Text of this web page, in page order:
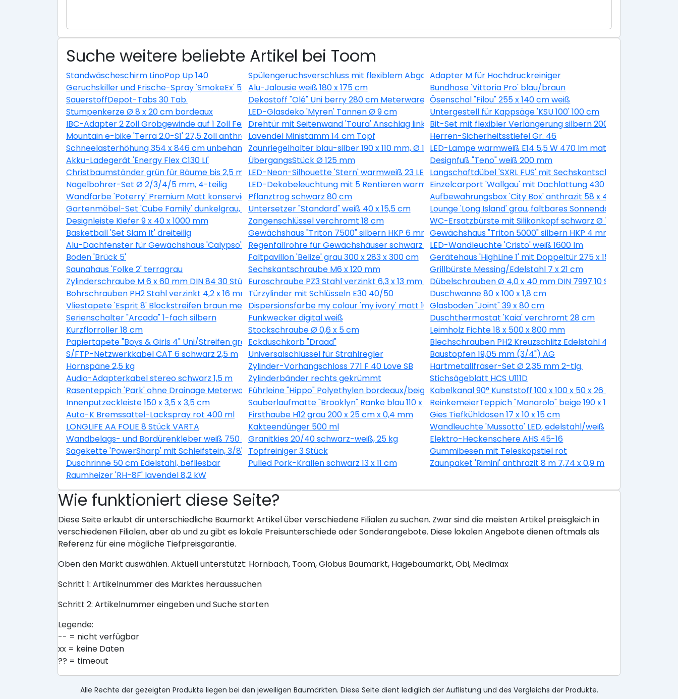
Suche weitere beliebte Artikel bei Toom
Standwäscheschirm LinoPop Up 140 Spülengeruchsverschluss mit flexiblem AbgangAdapter M für Hochdruckreiniger
Geruchskiller und Frische-Spray 'SmokeEx' 500 mlAlu-Jalousie weiß 180 x 175 cm
Bundhose 'Vittoria Pro' blau/braun
SauerstoffDepot-Tabs 30 Tab.
Dekostoff "Olé" Uni berry 280 cm Meterware Ösenschal "Filou" 255 x 140 cm weiß
Stumpenkerze Ø 8 x 20 cm bordeaux
LED-Glasdeko 'Myren' Tannen Ø 9 cm
Untergestell für Kappsäge 'KSU 100' 100 cm
IBC-Adapter 2 Zoll Grobgewinde auf 1 Zoll FeingewindeDrehtür mit Seitenwand 'Toura' Anschlag links 100 x 100 cmBit-Set mit flexibler Verlängerung silbern 200 mm 11-teilig
Mountain e-bike 'Terra 2.0-S1' 27,5 Zoll anthrazitLavendel Ministamm 14 cm Topf
Herren-Sicherheitsstiefel Gr. 46
Schneelasterhöhung 354 x 846 cm unbehandelt 6 StückZaunriegelhalter blau-silber 190 x 110 mm, Ø 10,7 mm 30 StückLED-Lampe warmweiß E14 5,5 W 470 lm matt, 3 Stück
Akku-Ladegerät 'Energy Flex C130 LI'
ÜbergangsStück Ø 125 mm
Designfuß "Teno" weiß 200 mm
Christbaumständer grün für Bäume bis 2,5 m LED-Neon-Silhouette 'Stern' warmweiß 23 LEDsLangschaftdübel 'SXRL FUS' mit Sechskantschraube, Ø 10 x 60
Nagelbohrer-Set Ø 2/3/4/5 mm, 4-teilig
LED-Dekobeleuchtung mit 5 Rentieren warmweiß 400 cmEinzelcarport 'Wallgau' mit Dachlattung 430 x 500 cm
Wandfarbe 'Poterry' Premium Matt konservierungsmittelfrei 2,5 l
Pflanztrog schwarz 80 cm
Aufbewahrungsbox 'City Box' anthrazit 58 x 44 x 55 cm
Gartenmöbel-Set 'Cube Family' dunkelgrau, 9-teiligUntersetzer "Standard" weiß 40 x 15,5 cm
Lounge 'Long Island' grau, faltbares Sonnendach
Designleiste Kiefer 9 x 40 x 1000 mm
Zangenschlüssel verchromt 18 cm
WC-Ersatzbürste mit Silikonkopf schwarz Ø 7,5 cm
Basketball 'Set Slam It' dreiteilig
Gewächshaus "Triton 7500" silbern HKP 6 mm Gewächshaus "Triton 5000" silbern HKP 4 mm
Alu-Dachfenster für Gewächshaus 'Calypso' grün 60,2 x 73,6 cmRegenfallrohre für Gewächshäuser schwarz 2 StückLED-Wandleuchte 'Cristo' weiß 1600 lm
Boden 'Brück 5'
Faltpavillon 'Belize' grau 300 x 283 x 300 cm
Gerätehaus 'HighLine 1' mit Doppeltür 275 x 155 cm
Saunahaus 'Folke 2' terragrau
Sechskantschraube M6 x 120 mm
Grillbürste Messing/Edelstahl 7 x 21 cm
Zylinderschraube M 6 x 60 mm DIN 84 30 StückEuroschraube PZ3 Stahl verzinkt 6,3 x 13 mm 1 StückDübelschrauben Ø 4,0 x 40 mm DIN 7997 10 Stück
Bohrschrauben PH2 Stahl verzinkt 4,2 x 16 mm 40 StückTürzylinder mit Schlüsseln E30 40/50
Duschwanne 80 x 100 x 1,8 cm
Vliestapete 'Esprit 8' Blockstreifen braun metallic 10,05 x 0,53 mDispersionsfarbe my colour 'my ivory' matt 10 lGlasboden "Joint" 39 x 80 cm
Serienschalter "Arcada" 1-fach silbern
Funkwecker digital weiß
Duschthermostat 'Kaia' verchromt 28 cm
Kurzflorroller 18 cm
Stockschraube Ø 0,6 x 5 cm
Leimholz Fichte 18 x 500 x 800 mm
Papiertapete "Boys & Girls 4" Uni/Streifen grau 10,05 x 0,53 m
Eckduschkorb "Draad"
Blechschrauben PH2 Kreuzschlitz Edelstahl 4,8 x 19 mm 50
S/FTP-Netzwerkkabel CAT 6 schwarz 2,5 m
Universalschlüssel für Strahlregler
Baustopfen 19,05 mm (3/4") AG
Hornspäne 2,5 kg
Zylinder-Vorhangschloss 771 F 40 Love SB
Hartmetallfräser-Set Ø 2,35 mm 2-tlg.
Audio-Adapterkabel stereo schwarz 1,5 m
Zylinderbänder rechts gekrümmt
Stichsägeblatt HCS U111D
Rasenteppich 'Park' ohne Drainage Meterware grau, Breite 400 cmFührleine "Hippo" Polyethylen bordeaux/beige 200 cmKabelkanal 90° Kunststoff 100 x 100 x 50 x 26 mm
Innenputzeckleiste 150 x 3,5 x 3,5 cm
Sauberlaufmatte "Brooklyn" Ranke blau 110 x 66 cmReinkemeierTeppich "Manarolo" beige 190 x 130 cm
Auto-K Bremssattel-Lackspray rot 400 ml
Firsthaube H12 grau 200 x 25 cm x 0,4 mm
Gies Tiefkühldosen 17 x 10 x 15 cm
LONGLIFE AA FOLIE 8 Stück VARTA
Kakteendünger 500 ml
Wandleuchte 'Mussotto' LED, edelstahl/weiß
Wandbelags- und Bordürenkleber weiß 750 g Granitkies 20/40 schwarz-weiß, 25 kg
Elektro-Heckenschere AHS 45-16
Sägekette 'PowerSharp' mit Schleifstein, 3/8", 1,3 mm, 56 Glieder
Topfreiniger 3 Stück
Gummibesen mit Teleskopstiel rot
Duschrinne 50 cm Edelstahl, befliesbar
Pulled Pork-Krallen schwarz 13 x 11 cm
Zaunpaket 'Rimini' anthrazit 8 m 7,74 x 0,9 m
Raumheizer 'RH-8F' lavendel 8,2 kW
Wie funktioniert diese Seite?
Diese Seite erlaubt dir unterschiedliche Baumarkt Artikel über verschiedene Filialen zu suchen. Zwar sind die meisten Artikel preisgleich in
verschiedenen Filialen, aber ab und zu gibt es lokale Preisunterschiede oder Sonderangebote. Diese lokalen Angebote dienen oftmals als
Referenz für eine mögliche Tiefpreisgarantie.
Oben den Markt auswählen. Aktuell unterstützt: Hornbach, Toom, Globus Baumarkt, Hagebaumarkt, Obi, Medimax
Schritt 1: Artikelnummer des Marktes heraussuchen
Schritt 2: Artikelnummer eingeben und Suche starten
Legende:
-- = nicht verfügbar
xx = keine Daten
?? = timeout
Alle Rechte der gezeigten Produkte liegen bei den jeweiligen Baumärkten. Diese Seite dient lediglich der Auflistung und des Vergleichs der Produkte.